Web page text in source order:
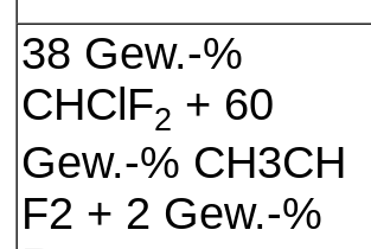
38 Gew.-%
CHClF2 + 60
Gew.-% CH3CH
F2 + 2 Gew.-%